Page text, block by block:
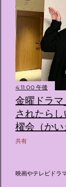
4:11:00 午後
金曜ドラ
されたら
櫂会（かい
共有
映画やテレビドラ